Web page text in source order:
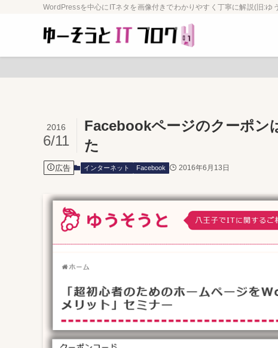
WordPressを中心にITネタを画像付きでわかりやすく丁寧に解説(旧:ゆ
Facebookページのクーポン
た
2016
6/11
広告 インターネット Facebook 2016年6月13日